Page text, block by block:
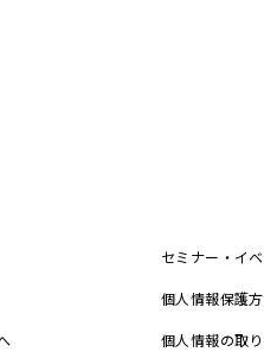
セミナー・イ
個人情報保護
個人情報の取